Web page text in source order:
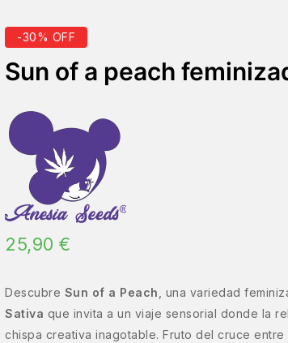
-30% OFF
Sun of a peach
25,90 €
Descubre Sun of a Peach , una variedad
Sativa que invita a un viaje sensorial donde la
chispa creativa inagotable. Fruto del cruce entre